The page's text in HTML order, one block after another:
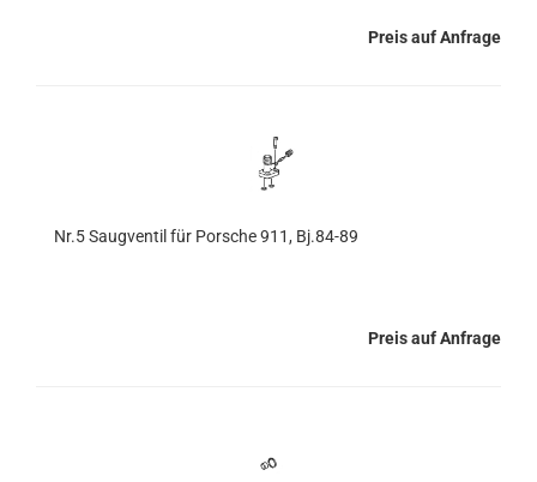
Preis auf Anfrage
Nr.5 Saugventil für Porsche 911, Bj.84-89
Preis auf Anfrage